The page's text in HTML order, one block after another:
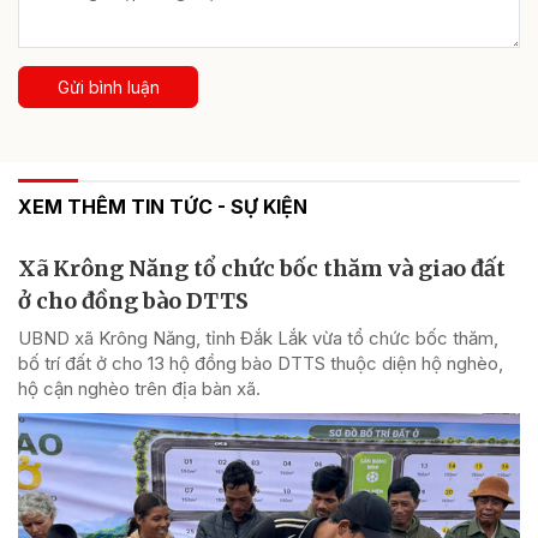
Gửi bình luận
XEM THÊM TIN TỨC - SỰ KIỆN
Xã Krông Năng tổ chức bốc thăm và giao đất
ở cho đồng bào DTTS
UBND xã Krông Năng, tỉnh Đắk Lắk vừa tổ chức bốc thăm,
bố trí đất ở cho 13 hộ đồng bào DTTS thuộc diện hộ nghèo,
hộ cận nghèo trên địa bàn xã.